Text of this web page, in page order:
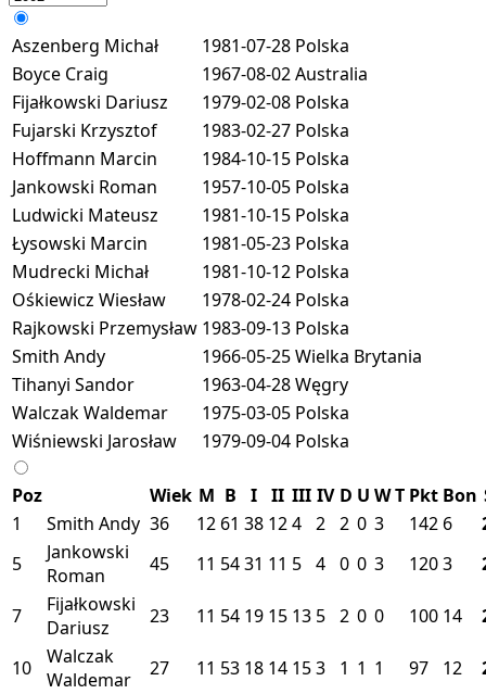
Aszenberg Michał 1981-07-28 Polska
Boyce Craig
1967-08-02Australia
Fijałkowski Dariusz
1979-02-08 Polska
Fujarski Krzysztof
1983-02-27 Polska
Hoffmann Marcin
1984-10-15 Polska
Jankowski Roman
1957-10-05 Polska
Ludwicki Mateusz
1981-10-15 Polska
Łysowski Marcin
1981-05-23 Polska
Mudrecki Michał
1981-10-12 Polska
Ośkiewicz Wiesław
1978-02-24 Polska
Rajkowski Przemysław 1983-09-13 Polska
Smith Andy
1966-05-25Wielka Brytania
Tihanyi Sandor
1963-04-28Węgry
Walczak Waldemar
1975-03-05 Polska
Wiśniewski Jarosław
1979-09-04 Polska
Poz Wiek M B I II III IV D U WT Pkt Bon
1
Smith Andy 36 12 61 38 124 2 2 0 3 142 6
5
Jankowski
Roman
45 11 5431 11 5 4 0 0 3 1203
7
Fijałkowski
Dariusz
23 11 54 19 15 13 5 2 0 0 100 14
10
Walczak
Waldemar
27 11 53 18 14 153 1 1 1 97 12